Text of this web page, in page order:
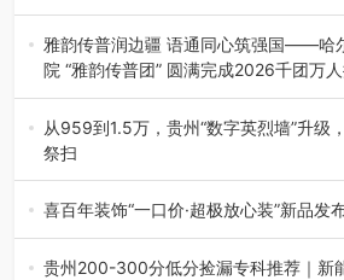
融合全球研发实力与本土洞察，深化客
场创新发展 （7月27日，成…
雅韵传普润边疆 语通同心筑强国——哈
院 “雅韵传普团” 圆满完成2026千团万
为扎实推进2026“千团万人推普强国行”
践，牢牢紧扣 “雅韵传普…
从959到1.5万，贵州“数字英烈墙”升级
祭扫
八一建军节到来之际，由贵州省退役军
市退役军人事务局联合贵州广电…
喜百年装饰“一口价·超极放心装”新品发
2026年7月31日，喜百年装饰“一口价·
会在贵阳隆重举行。…
贵州200-300分低分捡漏专科推荐｜新